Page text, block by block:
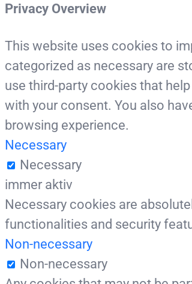
Privacy Overview
This website uses cookies to
categorized as necessary are
use third-party cookies that
with your consent. You also
browsing experience.
Necessary
Necessary
immer aktiv
Necessary cookies are
functionalities and security
Non-necessary
Non-necessary